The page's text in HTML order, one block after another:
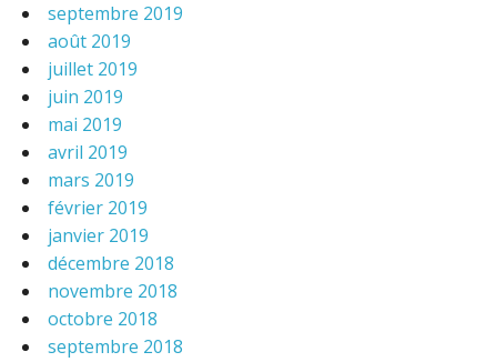
septembre 2019
août 2019
juillet 2019
juin 2019
mai 2019
avril 2019
mars 2019
février 2019
janvier 2019
décembre 2018
novembre 2018
octobre 2018
septembre 2018